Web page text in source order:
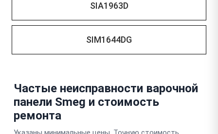
SIA1963D
SIM1644DG
Частые неисправности варочной
панели Smeg и стоимость
ремонта